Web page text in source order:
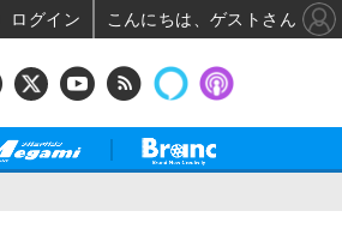
ログイン こんにちは、ゲストさん